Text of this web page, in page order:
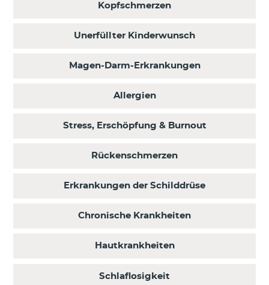
Kopfschmerzen
Unerfüllter Kinderwunsch
Magen-Darm-Erkrankungen
Allergien
Stress, Erschöpfung & Burnout
Rückenschmerzen
Erkrankungen der Schilddrüse
Chronische Krankheiten
Hautkrankheiten
Schlaflosigkeit